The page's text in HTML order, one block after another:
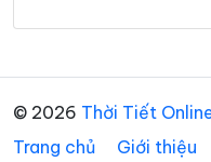
© 2026 Thời Tiết
Trang chủ
Giới thiệu